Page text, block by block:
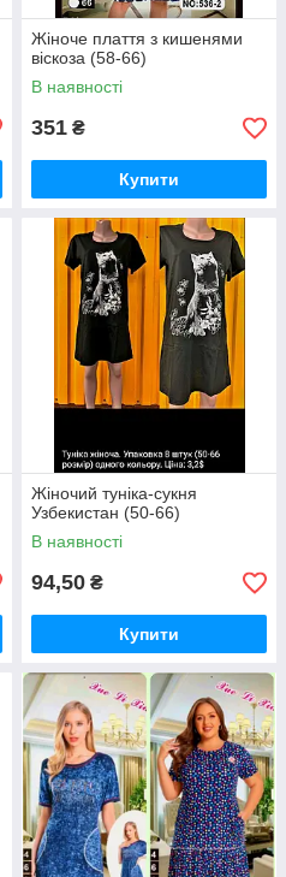
Жіноче плаття з кишенями
віскоза (58-66)
В наявності
351 ₴
Купити
Жіночий туніка-сукня
Узбекистан (50-66)
В наявності
94,50 ₴
Купити